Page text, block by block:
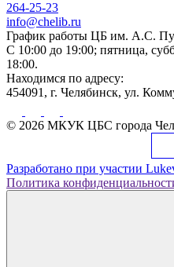
264-25-23
info@chelib.ru
График работы ЦБ им. А.С.
С 10:00 до 19:00; пятница,
18:00.
Находимся по адресу:
454091, г. Челябинск, ул.
© 2026 МКУК ЦБС города
Разработано при участии
Политика